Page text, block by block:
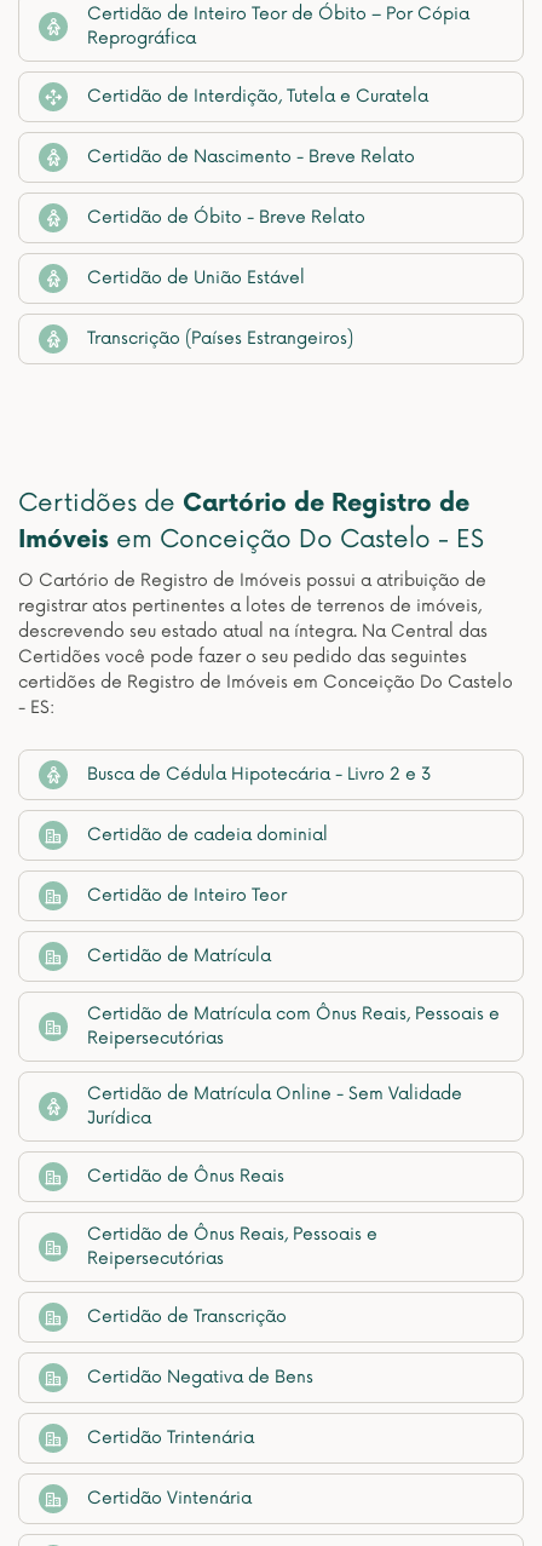
Certidão de Inteiro Teor de Óbito – Por Cópia
Reprográfica
Certidão de Interdição, Tutela e Curatela
Certidão de Nascimento - Breve Relato
Certidão de Óbito - Breve Relato
Certidão de União Estável
Transcrição (Países Estrangeiros)
Certidões de Cartório de Registro de
Imóveis em Conceição Do Castelo - ES
O Cartório de Registro de Imóveis possui a atribuição de
registrar atos pertinentes a lotes de terrenos de imóveis,
descrevendo seu estado atual na íntegra. Na Central das
Certidões você pode fazer o seu pedido das seguintes
certidões de Registro de Imóveis em Conceição Do Castelo
- ES:
Busca de Cédula Hipotecária - Livro 2 e 3
Certidão de cadeia dominial
Certidão de Inteiro Teor
Certidão de Matrícula
Certidão de Matrícula com Ônus Reais, Pessoais e
Reipersecutórias
Certidão de Matrícula Online - Sem Validade
Jurídica
Certidão de Ônus Reais
Certidão de Ônus Reais, Pessoais e
Reipersecutórias
Certidão de Transcrição
Certidão Negativa de Bens
Certidão Trintenária
Certidão Vintenária